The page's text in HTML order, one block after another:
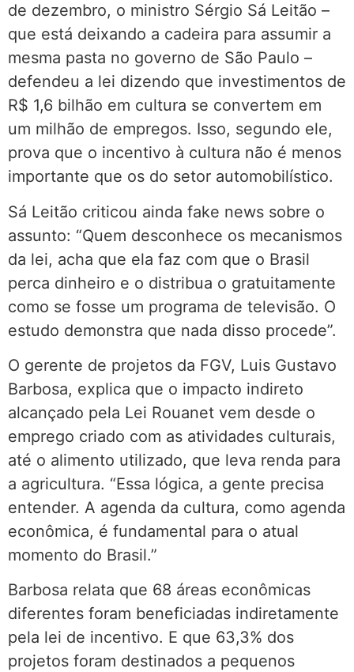
de dezembro, o ministro Sérgio Sá Leitão –
que está deixando a cadeira para assumir a
mesma pasta no governo de São Paulo –
defendeu a lei dizendo que investimentos de
R$ 1,6 bilhão em cultura se convertem em
um milhão de empregos. Isso, segundo ele,
prova que o incentivo à cultura não é menos
importante que os do setor automobilístico.
Sá Leitão criticou ainda fake news sobre o
assunto: “Quem desconhece os mecanismos
da lei, acha que ela faz com que o Brasil
perca dinheiro e o distribua o gratuitamente
como se fosse um programa de televisão. O
estudo demonstra que nada disso procede”.
O gerente de projetos da FGV, Luis Gustavo
Barbosa, explica que o impacto indireto
alcançado pela Lei Rouanet vem desde o
emprego criado com as atividades culturais,
até o alimento utilizado, que leva renda para
a agricultura. “Essa lógica, a gente precisa
entender. A agenda da cultura, como agenda
econômica, é fundamental para o atual
momento do Brasil.”
Barbosa relata que 68 áreas econômicas
diferentes foram beneficiadas indiretamente
pela lei de incentivo. E que 63,3% dos
projetos foram destinados a pequenos